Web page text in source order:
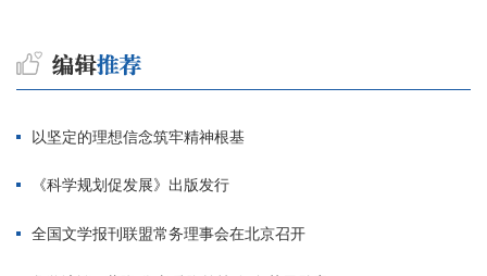
以坚定的理想信念筑牢精神根基
《科学规划促发展》出版发行
全国文学报刊联盟常务理事会在北京召开